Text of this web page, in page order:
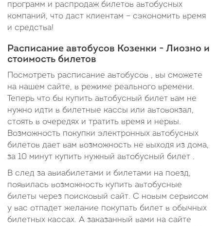
программ и распродаж билетов автобусных
компаний, что даст клиентам – сэкономить время
и средства!
Расписание автобусов Козенки - Лиозно и
стоимость билетов
Посмотреть расписание автобусов , вы сможете
на нашем сайте, в режиме реального времени.
Теперь что бы купить автобусный билет вам не
нужно идти в билетные кассы или автовокзал,
стоять в очередях и тратить время и нервы.
Возможность покупки электронных автобусных
билетов дает вам возможность не выходя из дома,
за 10 минут купить нужный автобусный билет .
В след за авиабилетами и билетами на поезд,
появилась возможность купить автобусные
билеты через поисковый сайт. С новым сервисом
у вас отпадет желание покупать билет в обычных
билетных кассах. А заказанный вами на сайте